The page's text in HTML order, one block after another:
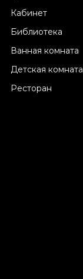
Кабинет
Библиотека
Ванная комната
Детская комната
Ресторан